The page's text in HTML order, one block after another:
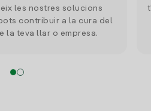
les nostres solucions
contribuir a la cura del
la teva llar o empresa.